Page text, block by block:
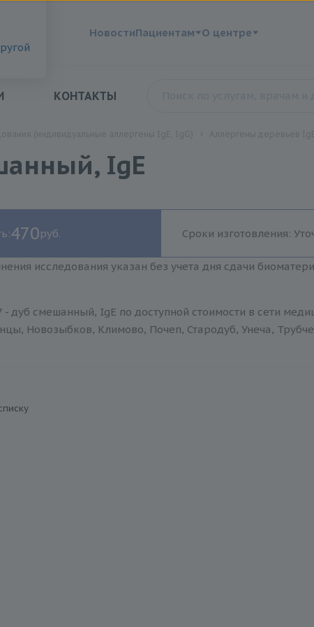
НовостиПациентам О центре
КОНТАКТЫ
IgE
470руб. Сроки изготовления:
исследования указан без учета дня сдачи
дуб смешанный, IgE по доступной стоимости в сети
Новозыбков, Климово, Почеп, Стародуб, Унеча,